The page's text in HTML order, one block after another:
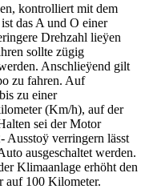
kontrolliert mit dem
das A und O einer
Drehzahl lieÿen
sollte zügig
Anschlieÿend gilt
zu fahren. Auf
zu einer
(Km/h), auf der
sei der Motor
Ausstoÿ verringern lässt
ausgeschaltet werden.
Klimaanlage erhöht den
auf 100 Kilometer.